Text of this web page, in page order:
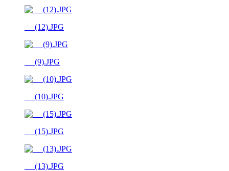
__ (12).JPG
__ (9).JPG
__ (10).JPG
__ (15).JPG
__ (13).JPG